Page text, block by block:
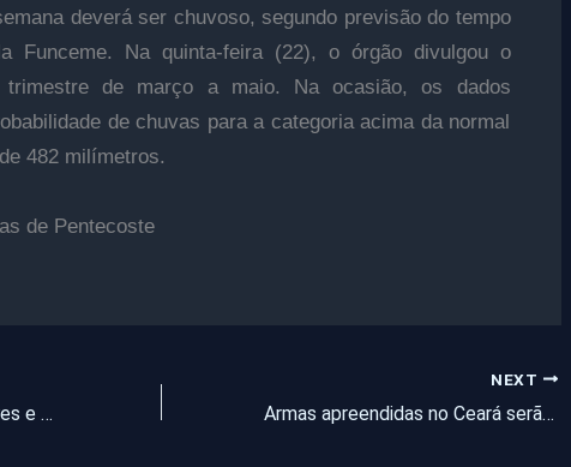
deverá ser chuvoso, segundo previsão do tempo
Funceme. Na quinta-feira (22), o órgão divulgou o
trimestre de março a maio. Na ocasião, os dados
de chuvas para a categoria acima da normal
482 milímetros.
de Pentecoste
“Até pneu faltando”, populares e vereador denunciam abandono de veículos pela Prefeitura de São Luís do Curu
NEXT
Armas apreendidas no Ceará serão doadas para polícia